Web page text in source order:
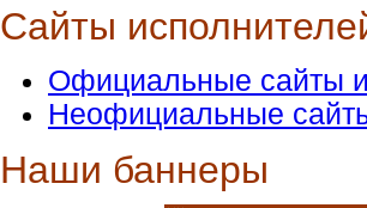
Сайты
Официальные сайты
Неофициальные
Наши баннеры